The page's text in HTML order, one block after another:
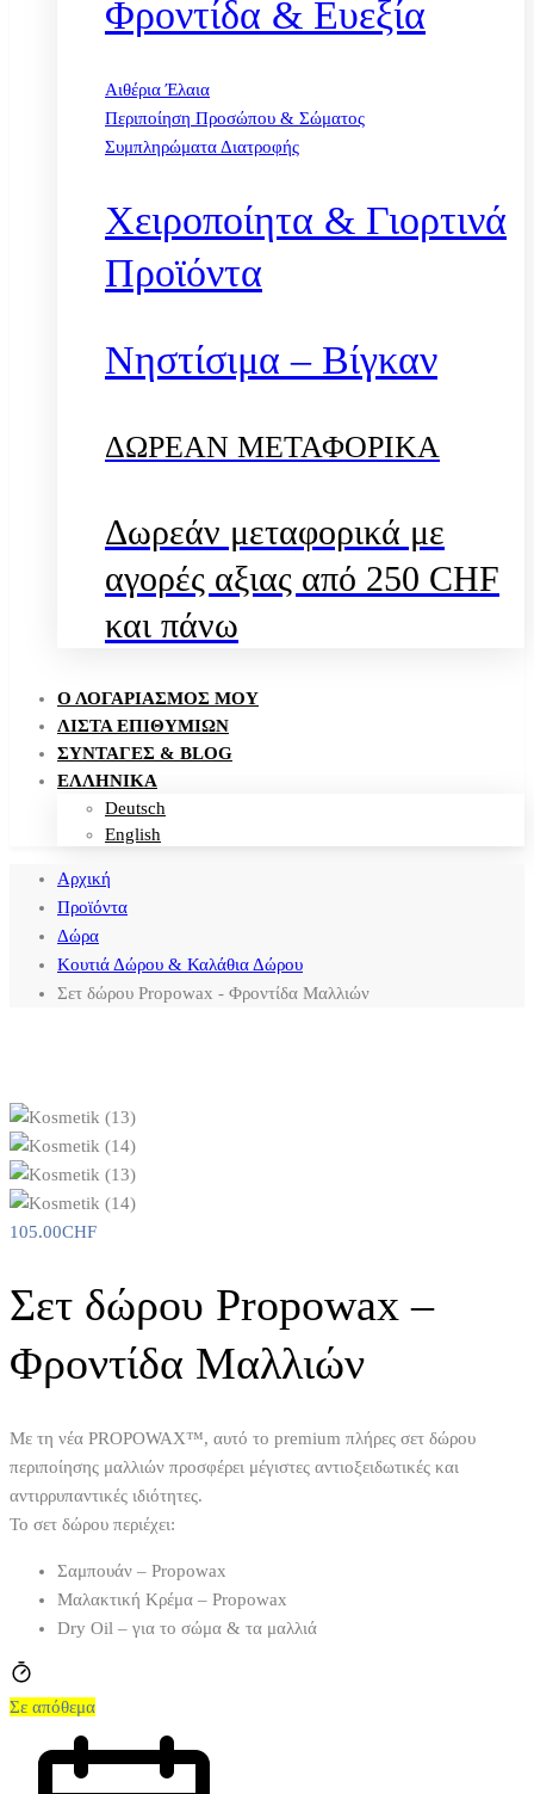
Φροντίδα & Ευεξία
Αιθέρια Έλαια
Περιποίηση Προσώπου & Σώματος
Συμπληρώματα Διατροφής
Χειροποίητα & Γιορτινά
Προϊόντα
Νηστίσιμα – Βίγκαν
ΔΩΡΕΑΝ ΜΕΤΑΦΟΡΙΚΑ
Δωρεάν μεταφορικά με
αγορές αξιας από 250 CHF
και πάνω
Ο ΛΟΓΑΡΙΑΣΜΌΣ ΜΟΥ
ΛΊΣΤΑ ΕΠΙΘΥΜΙΏΝ
ΣΥΝΤΑΓΈΣ & BLOG
ΕΛΛΗΝΙΚΑ
Deutsch
English
Αρχική
Προϊόντα
Δώρα
Κουτιά Δώρου & Καλάθια Δώρου
Σετ δώρου Propowax - Φροντίδα Μαλλιών
105.00CHF
Σετ δώρου Propowax –
Φροντίδα Μαλλιών
Με τη νέα PROPOWAX™, αυτό το premium πλήρες σετ δώρου
περιποίησης μαλλιών προσφέρει μέγιστες αντιοξειδωτικές και
αντιρρυπαντικές ιδιότητες.
Το σετ δώρου περιέχει:
Σαμπουάν – Propowax
Μαλακτική Κρέμα – Propowax
Dry Oil – για το σώμα & τα μαλλιά
Σε απόθεμα